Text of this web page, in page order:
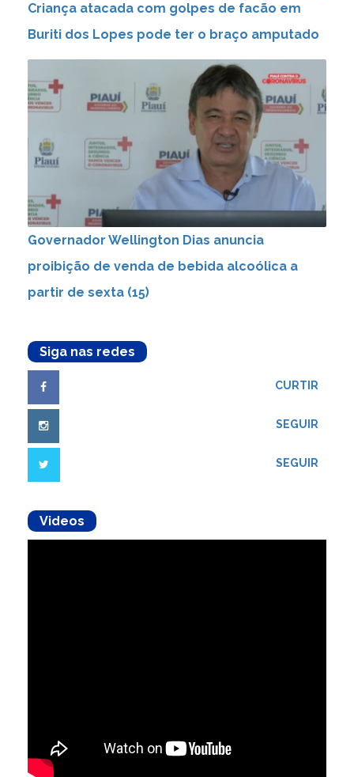
Criança atacada com golpes de facão em
Buriti dos Lopes pode ter o braço amputado
Governador Wellington Dias anuncia
proibição de venda de bebida alcoólica a
partir de sexta (15)
Siga nas redes
CURTIR
SEGUIR
SEGUIR
Videos